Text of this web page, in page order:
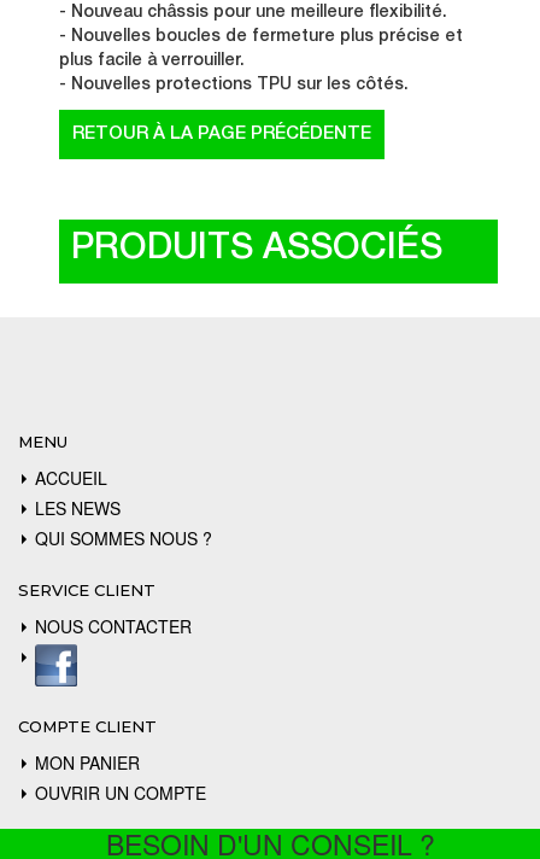
- Nouveau châssis pour une meilleure flexibilité.
- Nouvelles boucles de fermeture plus précise et
plus facile à verrouiller.
- Nouvelles protections TPU sur les côtés.
PRODUITS ASSOCIÉS
MENU
ACCUEIL
LES NEWS
QUI SOMMES NOUS ?
SERVICE CLIENT
NOUS CONTACTER
COMPTE CLIENT
MON PANIER
OUVRIR UN COMPTE
BESOIN D'UN CONSEIL ?